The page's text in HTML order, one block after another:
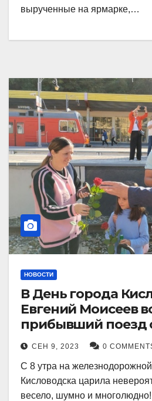
вырученные на ярмарке,…
НОВОСТИ
В День города
Евгений Моисеев
прибывший поезд
СЕН 9, 2023 0
С 8 утра на
Кисловодска царила
весело, шумно и